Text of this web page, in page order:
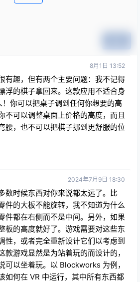
8月1日 13:52
有趣，但有两个主要问题：我不记得
浮的棋子拿回来。这款应用不适合身
你可以把桌子调到任何你想要的高
不可以调整桌面上价格的高度，而且
腰，也不可以把棋子挪到更舒服的位
2024年7月9日 18:30
数时候东西对你来说都太远了。比
件的大板不能旋转，我不知道为什么
件都在右侧而不是中间。另外，如果
板的高度就好了。游戏需要对这些东
性，或者完全重新设计它们以考虑到
款游戏显然是为站着玩的而设计的，
可以坐着玩。以 Blockworks 为例，
如何在 VR 中运行，其中所有东西都